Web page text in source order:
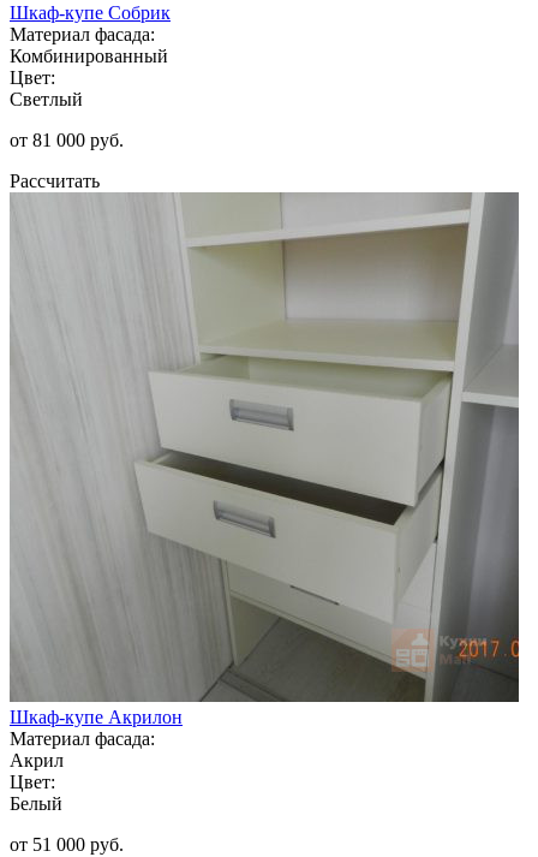
Шкаф-купе Собрик
Материал фасада:
Комбинированный
Цвет:
Светлый
от 81 000 руб.
Рассчитать
Шкаф-купе Акрилон
Материал фасада:
Акрил
Цвет:
Белый
от 51 000 руб.